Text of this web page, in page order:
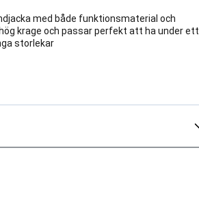
med både funktionsmaterial och
krage och passar perfekt att ha under ett
storlekar